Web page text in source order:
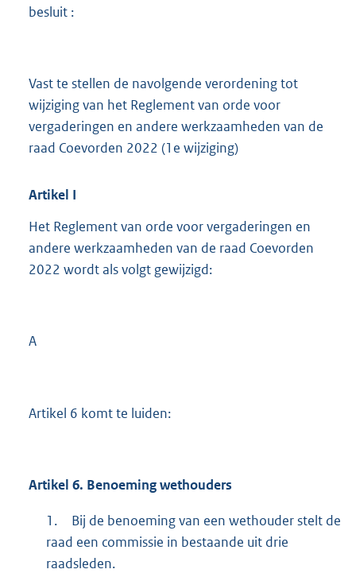
besluit :
Vast te stellen de navolgende verordening tot
wijziging van het Reglement van orde voor
vergaderingen en andere werkzaamheden van de
raad Coevorden 2022 (1e wijziging)
Artikel I
Het Reglement van orde voor vergaderingen en
andere werkzaamheden van de raad Coevorden
2022 wordt als volgt gewijzigd:
A
Artikel 6 komt te luiden:
Artikel 6. Benoeming wethouders
1.
Bij de benoeming van een wethouder stelt de
raad een commissie in bestaande uit drie
raadsleden.